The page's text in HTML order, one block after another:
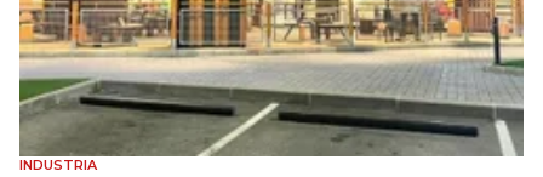
INDUSTRIA